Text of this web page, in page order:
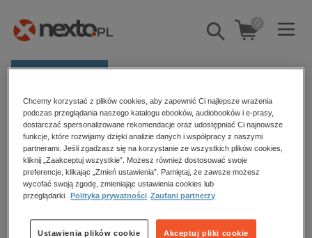
Pokaż/schowaj
wyszukiwarkę
0
Kategorie
Zobacz wszystkie E-prasa
budownictwo, aranżacja wnętrz
biznesowe, branżowe, gospodarka
dzienniki
Strona główna Kateryna Masich
Kateryna Masich
Sortowanie Filtrowanie
Chcemy korzystać z plików cookies, aby zapewnić Ci najlepsze wrażenia
podczas przeglądania naszego katalogu ebooków, audiobooków i e-prasy,
dostarczać spersonalizowane rekomendacje oraz udostępniać Ci najnowsze
funkcje, które rozwijamy dzięki analizie danych i współpracy z naszymi
partnerami. Jeśli zgadzasz się na korzystanie ze wszystkich plików cookies,
kliknij „Zaakceptuj wszystkie”. Możesz również dostosować swoje
preferencje, klikając „Zmień ustawienia”. Pamiętaj, że zawsze możesz
wycofać swoją zgodę, zmieniając ustawienia cookies lub
przeglądarki.
Polityka prywatności Zaufani partnerzy
Akceptuj pliki cookie
Ustawienia plików cookie